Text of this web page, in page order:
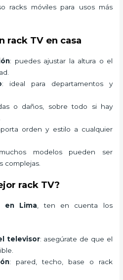
racks móviles para usos más
rack TV en casa
: puedes ajustar la altura o el
: ideal para departamentos y
o daños, sobre todo si hay
orden y estilo a cualquier
modelos pueden ser
complejas.
rack TV?
en Lima, ten en cuenta los
televisor: asegúrate de que el
: pared, techo, base o rack